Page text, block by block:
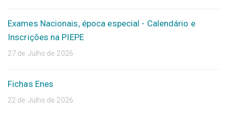
Exames Nacionais, época especial - Calendário e
Inscrições na PIEPE
27 de Julho de 2026
Fichas Enes
22 de Julho de 2026